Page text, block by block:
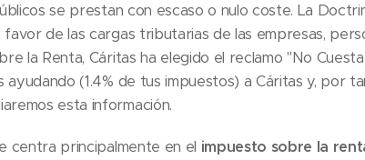
se prestan con escaso o nulo coste. La
de las cargas tributarias de las empresas,
la Renta, Cáritas ha elegido el reclamo "No
ayudando (1.4% de tus impuestos) a Cáritas y, por
esta información.
centra principalmente en el impuesto sobre la